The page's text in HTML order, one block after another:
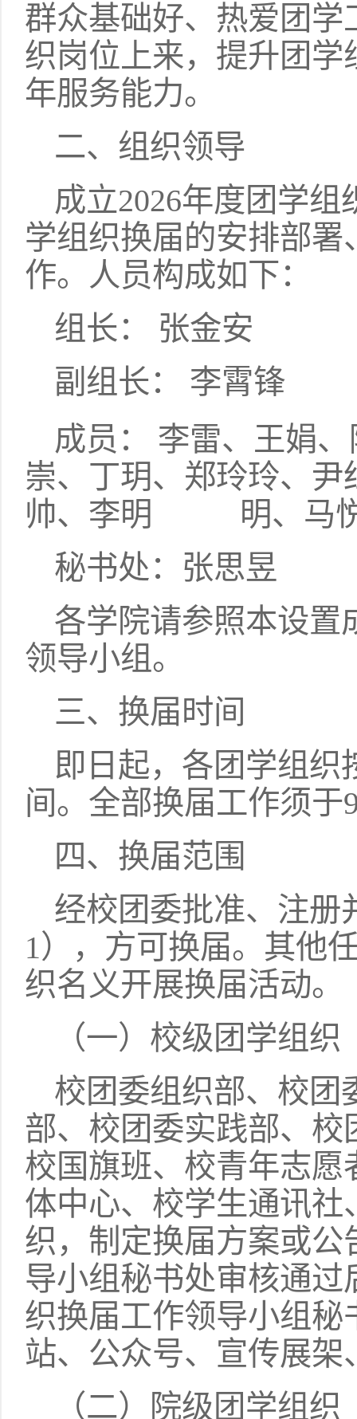
群众基础好、热爱团
织岗位上来，提升团
年服务能力。
二、组织领导
成立2026年度团学
学组织换届的安排部
作。人员构成如下：
组长： 张金安
副组长： 李霄锋
成员： 李雷、王娟
崇、丁玥、郑玲玲、
帅、李明 明、马悦
秘书处：张思昱
各学院请参照本设置
领导小组。
三、换届时间
即日起，各团学组织
间。全部换届工作须于
四、换届范围
经校团委批准、注册
1），方可换届。其他
织名义开展换届活动。
（一）校级团学组织
校团委组织部、校团
部、校团委实践部、
校国旗班、校青年志
体中心、校学生通讯
织，制定换届方案或
导小组秘书处审核通
织换届工作领导小组
站、公众号、宣传展
（二）院级团学组织